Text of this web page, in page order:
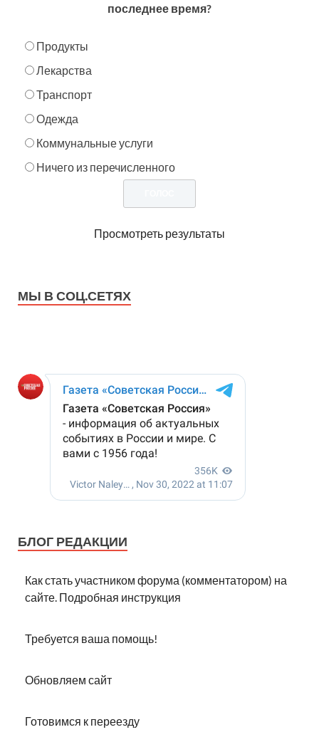
последнее время?
Продукты
Лекарства
Транспорт
Одежда
Коммунальные услуги
Ничего из перечисленного
Просмотреть результаты
МЫ В СОЦ.СЕТЯХ
БЛОГ РЕДАКЦИИ
Как стать участником форума (комментатором) на
сайте. Подробная инструкция
Требуется ваша помощь!
Обновляем сайт
Готовимся к переезду